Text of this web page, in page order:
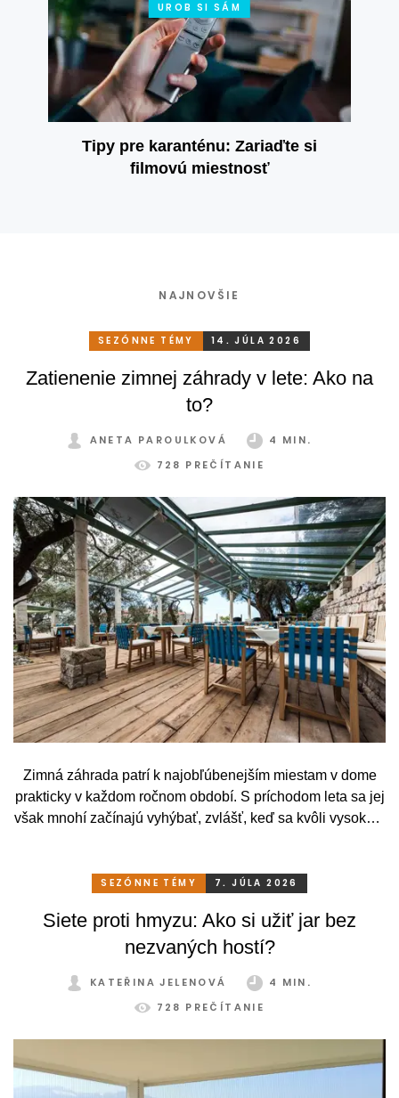
UROB SI SÁM
Tipy pre karanténu: Zariaďte si
filmovú miestnosť
NAJNOVŠIE
SEZÓNNE TÉMY 14. JÚLA 2026
Zatienenie zimnej záhrady v lete: Ako na
to?
ANETA PAROULKOVÁ
4 MIN.
728 PREČÍTANIE
Zimná záhrada patrí k najobľúbenejším miestam v dome
prakticky v každom ročnom období. S príchodom leta sa jej
však mnohí začínajú vyhýbať, zvlášť, keď sa kvôli vysokým
stačí relatívne málo. So správnym, praktickým a šikovným
pohodlne a bez obmedzení po celý rok.
SEZÓNNE TÉMY 7. JÚLA 2026
Siete proti hmyzu: Ako si užiť jar bez
nezvaných hostí?
KATEŘINA JELENOVÁ
4 MIN.
728 PREČÍTANIE